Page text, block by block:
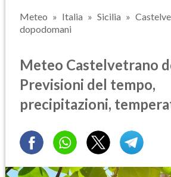
Meteo Italia Sicilia
dopodomani
Meteo Castelvetrano
Previsioni del tempo,
precipitazioni,